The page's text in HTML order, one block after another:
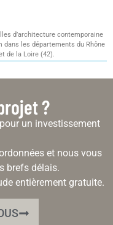
d’architecture contemporaine
dans les départements du Rhône
de la Loire (42).
?
un investissement
et nous vous
brefs délais.
entièrement gratuite.